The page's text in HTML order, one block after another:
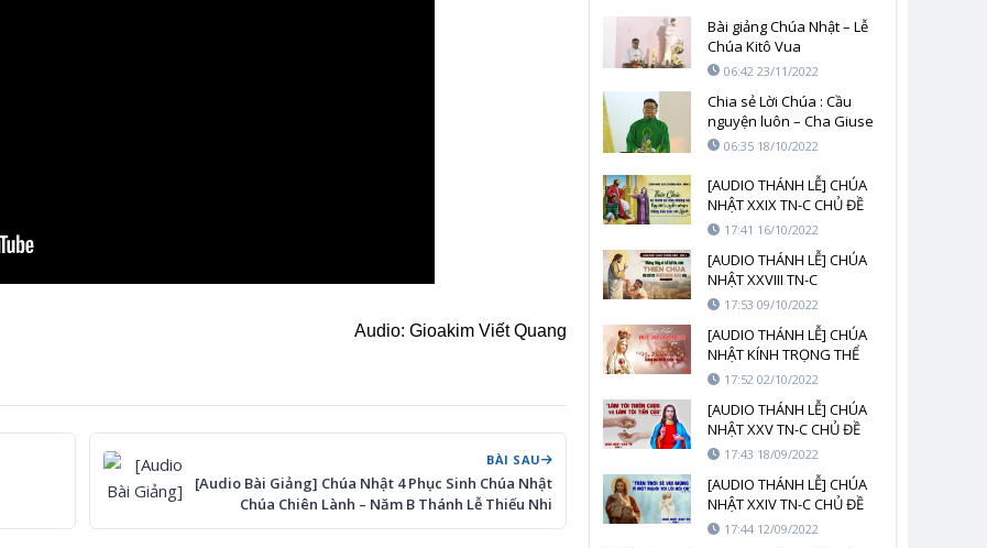
Audio: Gioakim Viết Quang
BÀI SAU
[Audio Bài Giảng] Chúa Nhật 4 Phục Sinh Chúa Nhật
Chúa Chiên Lành – Năm B Thánh Lễ Thiếu Nhi
VĂN
Bài giảng Chúa Nhật – Lễ
Chúa Kitô Vua
06:42 23/11/2022
Chia sẻ Lời Chúa : Cầu
nguyện luôn – Cha Giuse
Phạm Quốc Văn
06:35 18/10/2022
[AUDIO THÁNH LỄ] CHÚA
NHẬT XXIX TN-C CHỦ ĐỀ
HÃY KIÊN TRÌ CẦU NGUYỆN
17:41 16/10/2022
[AUDIO THÁNH LỄ] CHÚA
NHẬT XXVIII TN-C
17:53 09/10/2022
[AUDIO THÁNH LỄ] CHÚA
NHẬT KÍNH TRỌNG THỂ
ĐỨC MẸ MÂN CÔI
17:52 02/10/2022
[AUDIO THÁNH LỄ] CHÚA
NHẬT XXV TN-C CHỦ ĐỀ
THIÊN CHÚA HAY TIỀN CỦA
17:43 18/09/2022
[AUDIO THÁNH LỄ] CHÚA
NHẬT XXIV TN-C CHỦ ĐỀ
VUI MỪNG TRÊN TRỜI
17:44 12/09/2022